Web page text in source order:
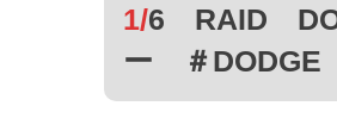
1/6 RAID DODGE ＃やちかん ＃千葉鑑定団八千代店 ＃ルア
ー ＃DODGE